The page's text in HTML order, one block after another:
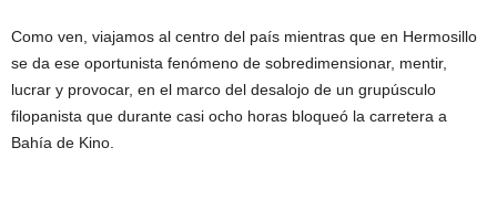
Como ven, viajamos al centro del país mientras que en Hermosillo
se da ese oportunista fenómeno de sobredimensionar, mentir,
lucrar y provocar, en el marco del desalojo de un grupúsculo
filopanista que durante casi ocho horas bloqueó la carretera a
Bahía de Kino.